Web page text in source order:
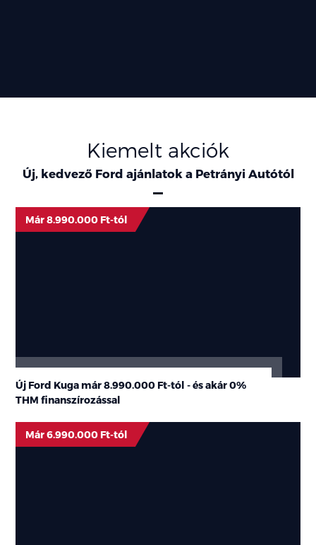
Kiemelt akciók
Új, kedvező Ford ajánlatok a Petrányi Autótól
Új Ford Kuga már 8.990.000 Ft-tól - és akár 0%
THM finanszírozással
Már 8.990.000 Ft-tól
Már 6.990.000 Ft-tól